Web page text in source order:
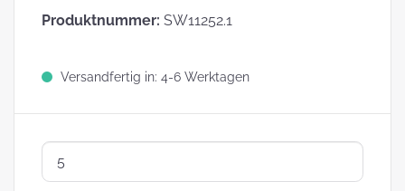
Produktnummer: SW11252.1
Versandfertig in: 4-6 Werktagen